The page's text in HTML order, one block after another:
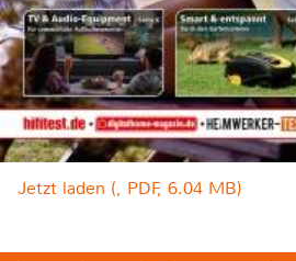
Jetzt laden (, PDF, 6.04 MB)